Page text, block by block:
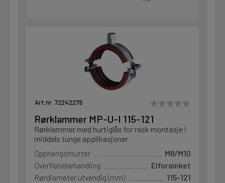
Art.nr. 72242279
Rørklammer MP-U-I 115-121
Rørklammer med hurtiglås for rask montasje i
middels tunge applikasjoner
Opphengsmutter
M8/M10
Overflatebehandling
Elforsinket
Rørdiameter utvendig (mm)
115-121